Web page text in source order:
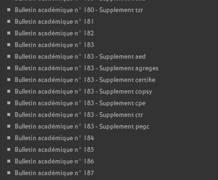
Bulletin académique n° 180 - Supplement tzr
Bulletin académique n° 181
Bulletin académique n° 182
Bulletin académique n° 183
Bulletin académique n° 183 - Supplement aed
Bulletin académique n° 183 - Supplement agreges
Bulletin académique n° 183 - Supplement certifie
Bulletin académique n° 183 - Supplement copsy
Bulletin académique n° 183 - Supplement cpe
Bulletin académique n° 183 - Supplement ctr
Bulletin académique n° 183 - Supplement pegc
Bulletin académique n° 184
Bulletin académique n° 185
Bulletin académique n° 186
Bulletin académique n° 187